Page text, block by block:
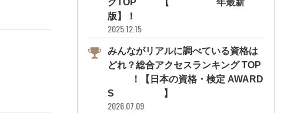
版】！
2025.12.15
みんながリアルに調べている資格は
どれ？総合アクセスランキング TOP
10！【日本の資格・検定 AWARD
S 2026】
2026.07.09